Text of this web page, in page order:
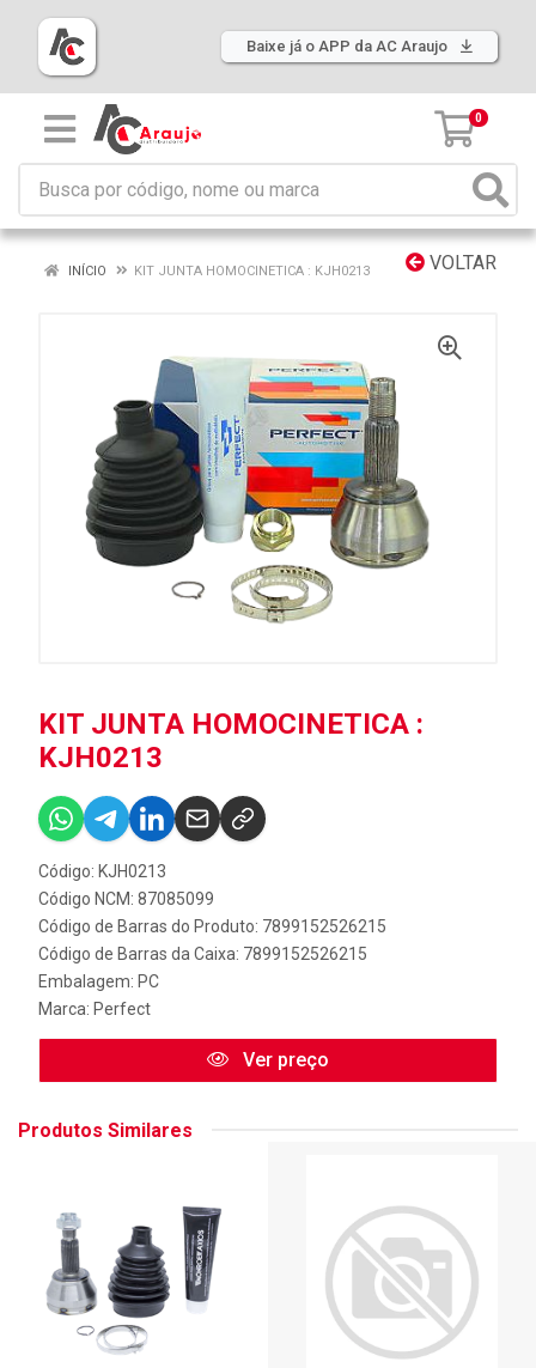
Baixe já o APP da AC Araujo
0
VOLTAR
INÍCIO KIT JUNTA HOMOCINETICA : KJH0213
KIT JUNTA HOMOCINETICA :
KJH0213
Código: KJH0213
Código NCM: 87085099
Código de Barras do Produto: 7899152526215
Código de Barras da Caixa: 7899152526215
Embalagem: PC
Marca: Perfect
Ver preço
Produtos Similares